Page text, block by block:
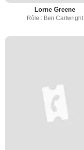
Lorne Greene
Rôle : Ben Cartwright